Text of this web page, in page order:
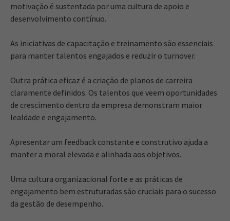
motivação é sustentada por uma cultura de apoio e
desenvolvimento contínuo.
As iniciativas de capacitação e treinamento são essenciais
para manter talentos engajados e reduzir o turnover.
Outra prática eficaz é a criação de planos de carreira
claramente definidos. Os talentos que veem oportunidades
de crescimento dentro da empresa demonstram maior
lealdade e engajamento.
Apresentar um feedback constante e construtivo ajuda a
manter a moral elevada e alinhada aos objetivos.
Uma cultura organizacional forte e as práticas de
engajamento bem estruturadas são cruciais para o sucesso
da gestão de desempenho.